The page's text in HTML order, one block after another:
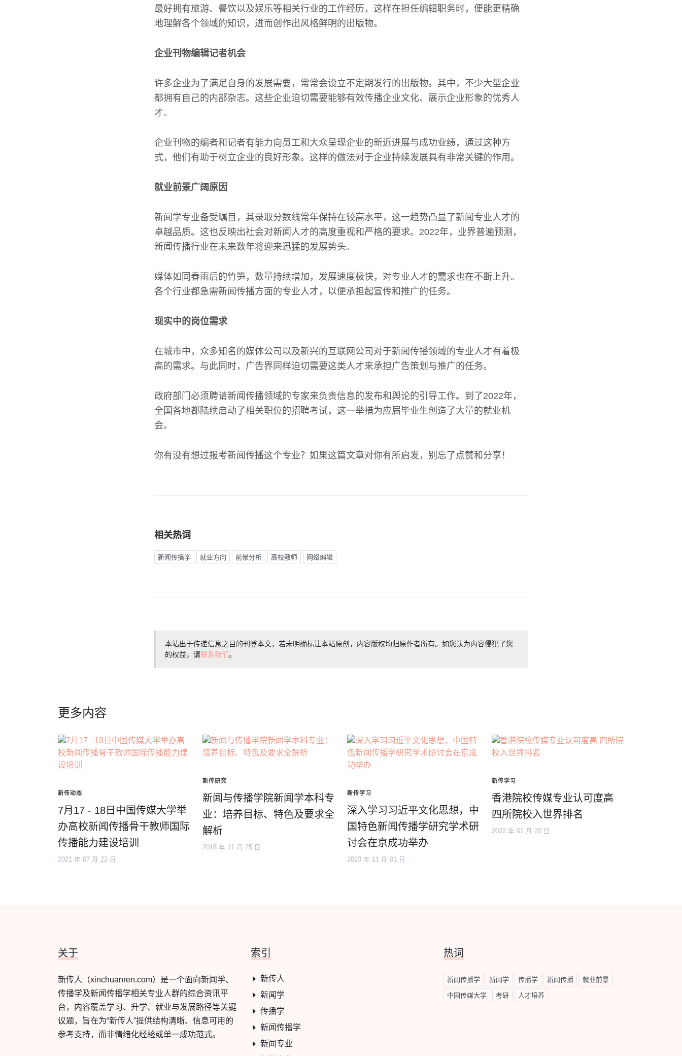
最好拥有旅游、餐饮以及娱乐等相关行业的工作经历，这样在担任编辑职务时，便能更精确
地理解各个领域的知识，进而创作出风格鲜明的出版物。
企业刊物编辑记者机会
许多企业为了满足自身的发展需要，常常会设立不定期发行的出版物。其中，不少大型企业
都拥有自己的内部杂志。这些企业迫切需要能够有效传播企业文化、展示企业形象的优秀人
才。
企业刊物的编者和记者有能力向员工和大众呈现企业的新近进展与成功业绩，通过这种方
式，他们有助于树立企业的良好形象。这样的做法对于企业持续发展具有非常关键的作用。
就业前景广阔原因
新闻学专业备受瞩目，其录取分数线常年保持在较高水平，这一趋势凸显了新闻专业人才的
卓越品质。这也反映出社会对新闻人才的高度重视和严格的要求。2022年，业界普遍预测，
新闻传播行业在未来数年将迎来迅猛的发展势头。
媒体如同春雨后的竹笋，数量持续增加，发展速度极快，对专业人才的需求也在不断上升。
各个行业都急需新闻传播方面的专业人才，以便承担起宣传和推广的任务。
现实中的岗位需求
在城市中，众多知名的媒体公司以及新兴的互联网公司对于新闻传播领域的专业人才有着极
高的需求。与此同时，广告界同样迫切需要这类人才来承担广告策划与推广的任务。
政府部门必须聘请新闻传播领域的专家来负责信息的发布和舆论的引导工作。到了2022年，
全国各地都陆续启动了相关职位的招聘考试，这一举措为应届毕业生创造了大量的就业机
会。
你有没有想过报考新闻传播这个专业？如果这篇文章对你有所启发，别忘了点赞和分享！
相关热词
新闻传播学 就业方向 前景分析 高校教师 网络编辑
本站出于传递信息之目的刊登本文，若未明确标注本站原创，内容版权均归原作者所有。如您认为内容侵犯了您
的权益，请联系我们。
更多内容
新传动态
7月17 - 18日中国传媒大学举
办高校新闻传播骨干教师国际
传播能力建设培训
2021 年 07 月 22 日
新传研究
新闻与传播学院新闻学本科专
业：培养目标、特色及要求全
解析
2018 年 11 月 25 日
新传学习
深入学习习近平文化思想，中
国特色新闻传播学研究学术研
讨会在京成功举办
2023 年 11 月 01 日
新传学习
香港院校传媒专业认可度高
四所院校入世界排名
2022 年 01 月 20 日
关于
新传人（xinchuanren.com）是一个面向新闻学、
传播学及新闻传播学相关专业人群的综合资讯平
台，内容覆盖学习、升学、就业与发展路径等关键
议题，旨在为“新传人”提供结构清晰、信息可用的
参考支持，而非情绪化经验或单一成功范式。
索引
新传人
新闻学
传播学
新闻传播学
新闻专业
热词
新闻传播学 新闻学 传播学 新闻传播 就业前景
中国传媒大学 考研 人才培养